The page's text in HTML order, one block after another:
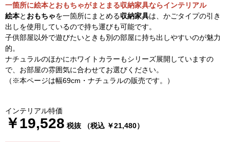
一箇所に絵本とおもちゃがまとまる収納家具ならインテリアル
絵本と おもちゃを一箇所にまとめる収納家具は、かごタイプの引き
出しを使用しているので持ち運びも可能です。
子供部屋以外で遊びたいときも別の部屋に持ち出しやすいのが魅力
的。
ナチュラルのほかにホワイトカラーもシリーズ展開していますの
で、お部屋の雰囲気に合わせてお選びください。
（※本ページは幅69cm・ナチュラルの販売です。）
インテリアル特価
￥19,528 税抜 （税込 ￥21,480）